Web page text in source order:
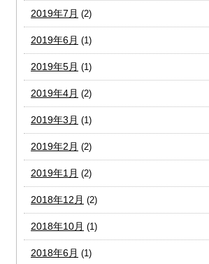
2019年7月 (2)
2019年6月 (1)
2019年5月 (1)
2019年4月 (2)
2019年3月 (1)
2019年2月 (2)
2019年1月 (2)
2018年12月 (2)
2018年10月 (1)
2018年6月 (1)